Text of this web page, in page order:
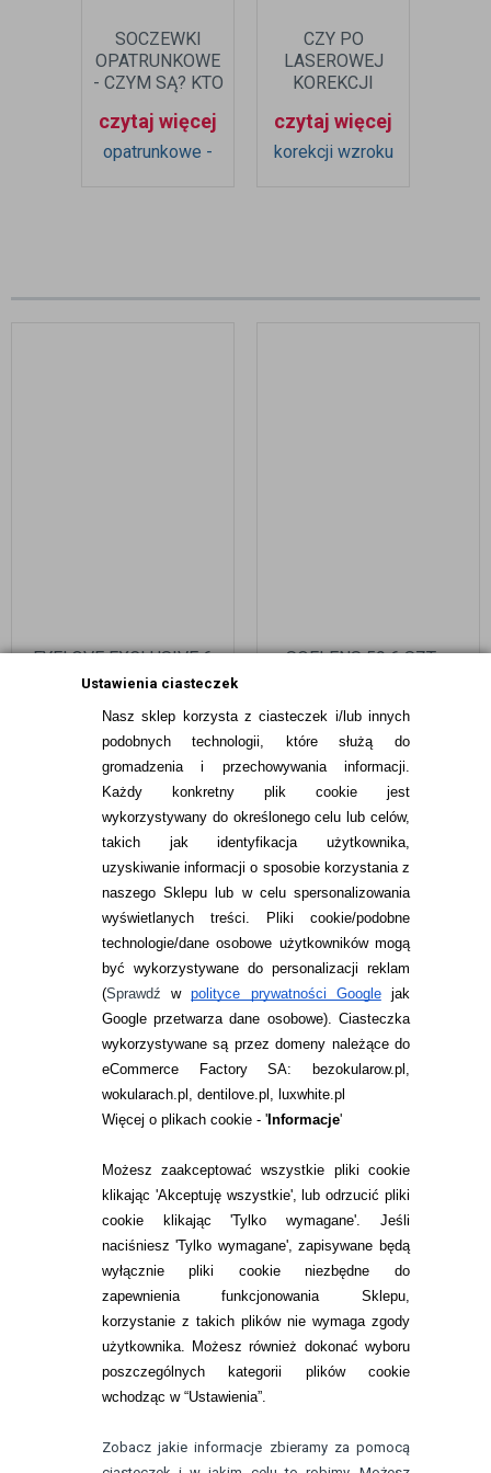
Ustawienia ciasteczek
Nasz sklep korzysta z ciasteczek i/lub innych
podobnych technologii, które służą do
gromadzenia i przechowywania informacji.
Każdy konkretny plik cookie jest
wykorzystywany do określonego celu lub celów,
takich jak identyfikacja użytkownika,
uzyskiwanie informacji o sposobie korzystania z
naszego Sklepu lub w celu spersonalizowania
wyświetlanych treści.
Pliki cookie/podobne
technologie/dane osobowe użytkowników mogą
być wykorzystywane do personalizacji reklam
(Sprawdźwpolityce prywatności Googlejak
Google przetwarza dane osobowe). Ciasteczka
wykorzystywane są przez domeny należące do
eCommerce Factory SA: bezokularow.pl,
wokularach.pl, dentilove.pl, luxwhite.pl
Więcej o plikach cookie - 'Informacje'
Możesz zaakceptować wszystkie pliki cookie
klikając 'Akceptuję wszystkie', lub odrzucić pliki
cookie klikając 'Tylko wymagane'. Jeśli
naciśniesz 'Tylko wymagane', zapisywane będą
wyłącznie pliki cookie niezbędne do
zapewnienia funkcjonowania Sklepu,
korzystanie z takich plików nie wymaga zgody
użytkownika. Możesz również dokonać wyboru
poszczególnych kategorii plików cookie
wchodząc w “Ustawienia”.
Zobacz jakie informacje zbieramy za pomocą
SOCZEWKI
OPATRUNKOWE
- CZYM SĄ? KTO
czytaj więcej
CZY PO
LASEROWEJ
KOREKCJI
MOŻNA NOSIĆ
SOCZEWKI
czytaj więcej
EYELOVE EXCLUSIVE 6
SZT. + EYELOVE
116,99pln
SOFLENS 59 6 SZT. +
76,49 pln
INFORMACJE KONTAKTOWE
JAK ZAMAWIAĆ?
ZWROTY I REKLAMACJA
WARUNKI ZAKUPÓW
RANKINGI SOCZEWEK
SOCZEWKI KOLOROWE
Zwrot (odstąpienie od umowy)
ZMIEŃ USTAWIENIA ZGODY NA CIASTECZKA
KONTAKT
telefon:
22 113 44 42
telefon:
732 08 08 72
kontakt@bezokularow.pl